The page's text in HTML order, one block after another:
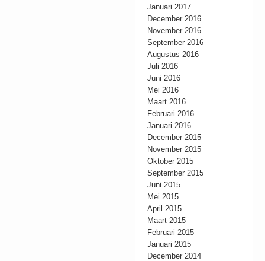
Januari 2017
December 2016
November 2016
September 2016
Augustus 2016
Juli 2016
Juni 2016
Mei 2016
Maart 2016
Februari 2016
Januari 2016
December 2015
November 2015
Oktober 2015
September 2015
Juni 2015
Mei 2015
April 2015
Maart 2015
Februari 2015
Januari 2015
December 2014